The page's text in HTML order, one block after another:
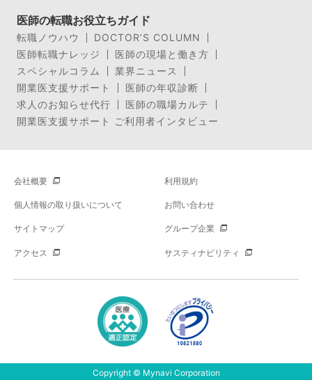
医師の転職お役立ちガイド
転職ノウハウ
DOCTOR’S COLUMN
医師転職ナレッジ
医師の現場と働き方
スペシャルコラム
業界ニュース
開業医支援サポート
医師の年収診断
求人のお知らせ代行
医師の職場カルテ
開業医支援サポート ご利用者インタビュー
会社概要 利用規約
個人情報の取り扱いについて お問い合わせ
サイトマップ グループ企業
アクセス サスティナビリティ
Copyright © Mynavi Corporation